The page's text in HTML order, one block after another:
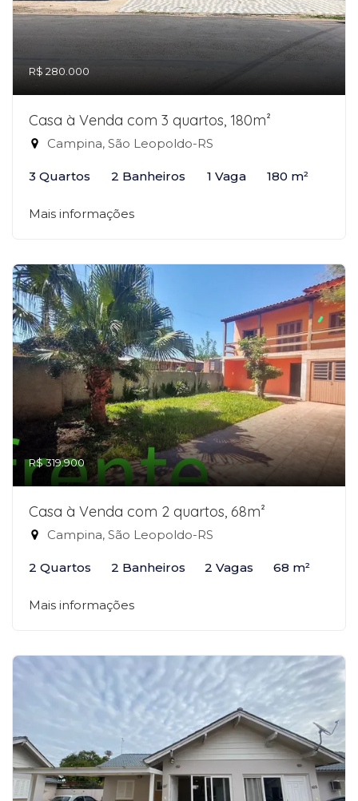
R$ 280.000
Casa à Venda com 3 quartos, 180m²
Campina, São Leopoldo-RS
3 Quartos 2 Banheiros 1 Vaga 180 m²
Mais informações
R$ 319.900
Casa à Venda com 2 quartos, 68m²
Campina, São Leopoldo-RS
2 Quartos 2 Banheiros 2 Vagas 68 m²
Mais informações